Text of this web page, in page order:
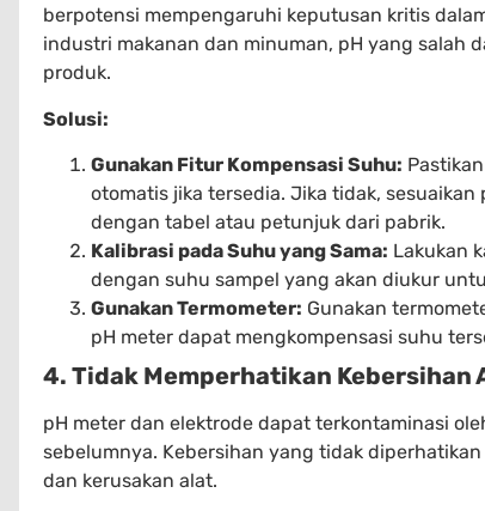
berpotensi mempengaruhi keputusan kritis
industri makanan dan minuman, pH yang salah
produk.
Solusi:
Gunakan Fitur Kompensasi Suhu:
otomatis jika tersedia. Jika tidak,
dengan tabel atau petunjuk dari pabrik.
Kalibrasi pada Suhu yang Sama: Lakukan
dengan suhu sampel yang akan diukur
Gunakan Termometer: Gunakan
pH meter dapat mengkompensasi suhu
4. Tidak Memperhatikan Kebersihan
pH meter dan elektrode dapat terkontaminasi
sebelumnya. Kebersihan yang tidak
dan kerusakan alat.